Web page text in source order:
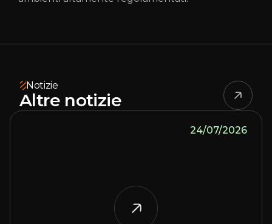
Notizie
Altre notizie
24/07/2026